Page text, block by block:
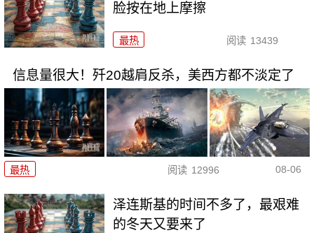
脸按在地上摩擦
最热 阅读 13439
信息量很大！歼20越肩反杀，美西方都不淡定了
最热 阅读 12996 08-06
泽连斯基的时间不多了，最艰难
的冬天又要来了